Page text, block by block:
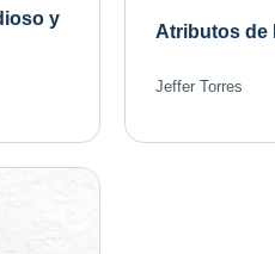
y
Atributos de
Jeffer Torres